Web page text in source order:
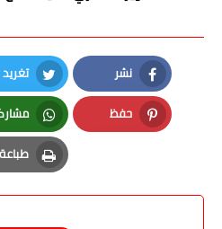
نشر
Facebook
تغريد
Twitter
حفظ
Pinterest
طباعة
Print